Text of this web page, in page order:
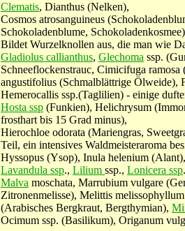
Clematis, Dianthus (Nelken),
Cosmos atrosanguineus
Schokoladenblume,
Bildet Wurzelknollen aus, die man wie
Gladiolus callianthus, Glechoma ssp.
Schneeflockenstrauc, Cimicifuga ramosa
angustifolius (Schmalblättrige Ölweide),
Hemerocallis ssp.(Taglilien) - einige
Hosta ssp (Funkien), Helichrysum
frosthart bis 15 Grad minus),
Hierochloe odorata (Mariengras,
Teil, ein intensives Waldmeisteraroma
Hyssopus (Ysop), Inula helenium
Lavandula ssp., Lilium ssp., Lonicera ssp
Malva moschata, Marrubium vulgare
Zitronenmelisse), Melittis
(Arabisches Bergkraut, Bergthymian),
Ocimum ssp. (Basilikum), Origanum